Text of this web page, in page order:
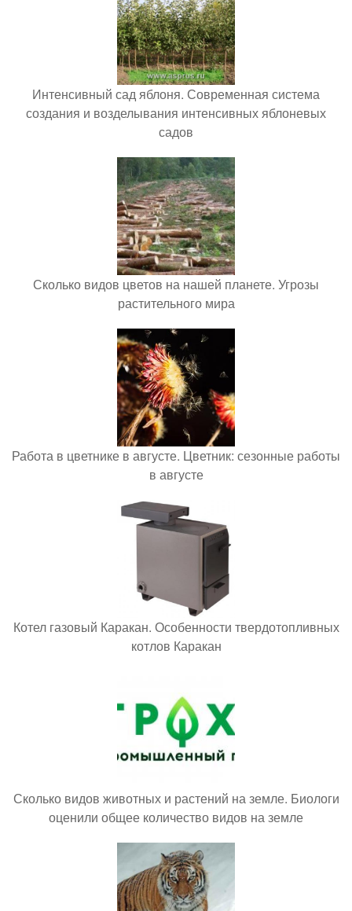
Интенсивный сад яблоня. Современная система
создания и возделывания интенсивных яблоневых
садов
Сколько видов цветов на нашей планете. Угрозы
растительного мира
Работа в цветнике в августе. Цветник: сезонные работы
в августе
Котел газовый Каракан. Особенности твердотопливных
котлов Каракан
Сколько видов животных и растений на земле. Биологи
оценили общее количество видов на земле